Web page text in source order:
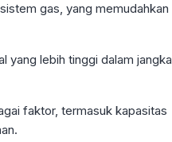
gas, yang memudahkan
yang lebih tinggi dalam jangka
faktor, termasuk kapasitas